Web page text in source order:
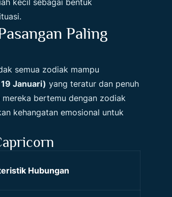
kecil sebagai bentuk
Paling
semua zodiak mampu
Januari) yang teratur dan penuh
bertemu dengan zodiak
kehangatan emosional untuk
Hubungan